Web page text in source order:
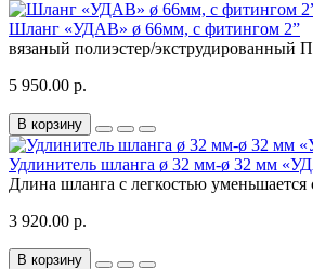
Шланг «УДАВ» ø 66мм, с фитингом 2”
вязаный полиэстер/экструдированный
5 950.00 р.
В корзину
Удлинитель шланга ø 32 мм-ø 32 мм
Длина шланга с легкостью уменьшается
3 920.00 р.
В корзину